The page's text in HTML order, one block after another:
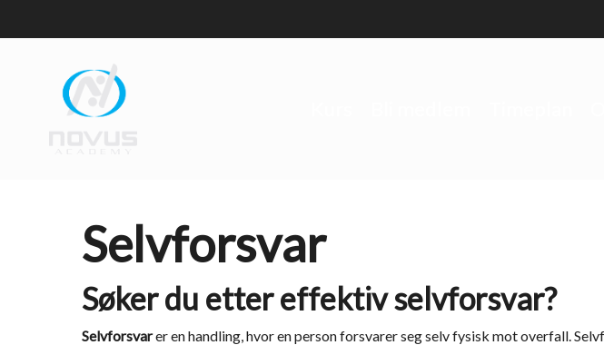
Selvforsvar
Søker du etter effektiv selvforsvar?
Selvforsvarer en handling, hvor en person forsvarer seg selv fysisk mot overfall.